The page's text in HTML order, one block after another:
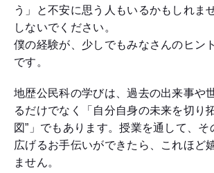
う」と不安に思う人もいるかもしれま
しないでください。
僕の経験が、少しでもみなさんのヒン
です。
地歴公民科の学びは、過去の出来事や
るだけでなく「自分自身の未来を切り
図”」でもあります。授業を通して、そ
広げるお手伝いができたら、これほど
ません。